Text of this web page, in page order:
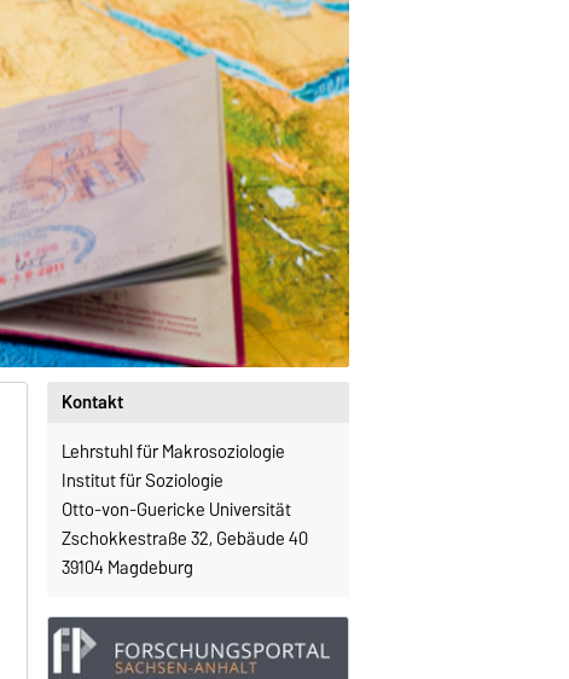
Kontakt
Lehrstuhl für Makrosoziologie
Institut für Soziologie
Otto-von-Guericke Universität
Zschokkestraße 32, Gebäude 40
39104 Magdeburg